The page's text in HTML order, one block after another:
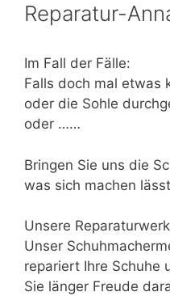
Reparatur-
Im Fall der Fälle:
Falls doch mal etwas
oder die Sohle
oder ……
Bringen Sie uns die
was sich machen
Unsere
Unser
repariert Ihre Schuhe
Sie länger Freude